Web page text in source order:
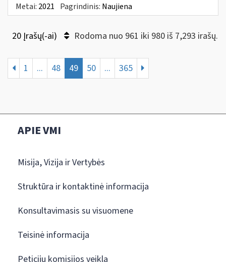
Metai: 2021 Pagrindinis: Naujiena
20 Įrašų(-ai) Rodoma nuo 961 iki 980 iš 7,293 irašų.
1 ... 48 49 50 ... 365
APIE VMI
Misija, Vizija ir Vertybės
Struktūra ir kontaktinė informacija
Konsultavimasis su visuomene
Teisinė informacija
Peticijų komisijos veikla